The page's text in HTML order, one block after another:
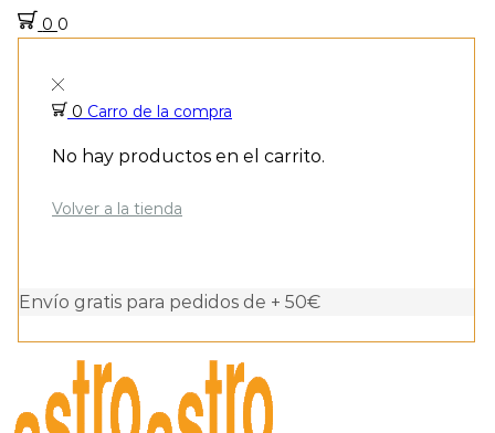
0 0
0 Carro de la compra
No hay productos en el carrito.
Volver a la tienda
Envío gratis para pedidos de + 50€